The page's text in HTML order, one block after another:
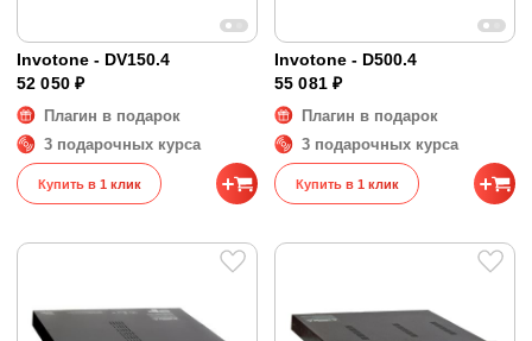
Invotone - DV150.4
52 050 ₽
Плагин в подарок
3 подарочных курса
Купить в 1 клик
Invotone - D500.4
55 081 ₽
Плагин в подарок
3 подарочных курса
Купить в 1 клик